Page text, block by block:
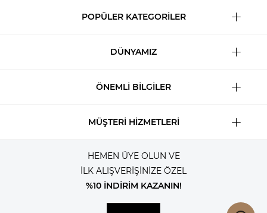
POPÜLER KATEGORİLER
DÜNYAMIZ
ÖNEMLİ BİLGİLER
MÜŞTERİ HİZMETLERİ
HEMEN ÜYE OLUN VE
İLK ALIŞVERİŞİNİZE ÖZEL
%10 İNDİRİM KAZANIN!